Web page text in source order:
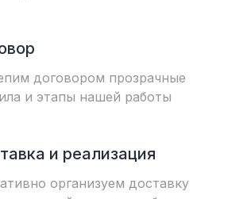
договором прозрачные
и этапы нашей работы
и реализация
организуем доставку